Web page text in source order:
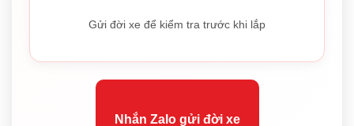
Gửi đời xe để kiểm tra trước khi lắp
Nhắn Zalo gửi đời xe